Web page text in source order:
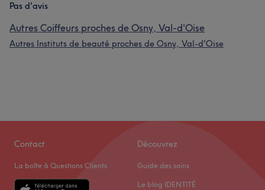
Pas d'avis
Autres Coiffeurs proches de Osny, Val-d'Oise
Autres Instituts de beauté proches de Osny, Val-d'Oise
Contact
La boîte à Questions Clients
Découvrez
Guide des soins
Le blog IDENTITÉ